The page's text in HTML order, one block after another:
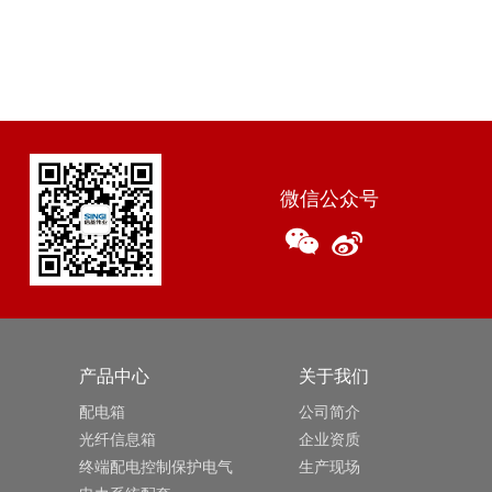
微信公众号
产品中心
配电箱
光纤信息箱
终端配电控制保护电气
关于我们
公司简介
企业资质
生产现场